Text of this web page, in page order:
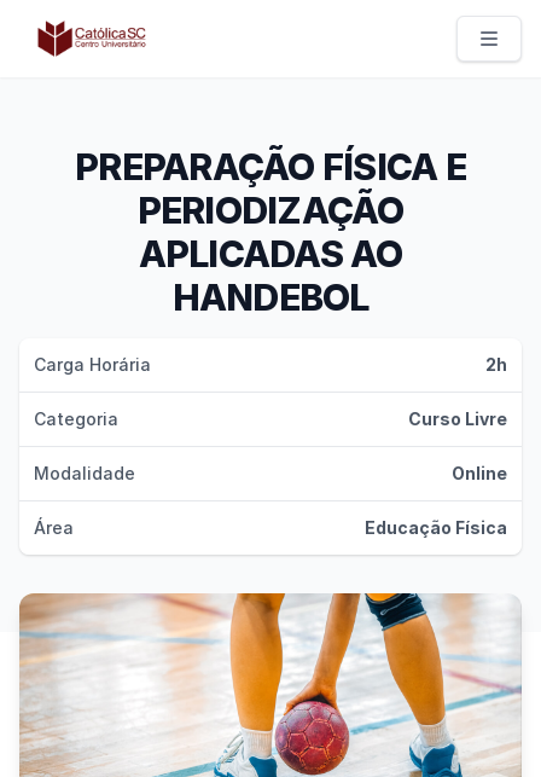
Católica SC | Experts
PREPARAÇÃO FÍSICA E
PERIODIZAÇÃO
APLICADAS AO
HANDEBOL
Carga Horária 2h
Categoria Curso Livre
Modalidade Online
Área Educação Física